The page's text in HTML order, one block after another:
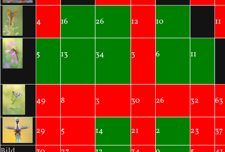
4 16 26 12 10 11
5 13 34 3 6 11
49 8 3 30 26 32 63
29 5 14 21 2 23
37